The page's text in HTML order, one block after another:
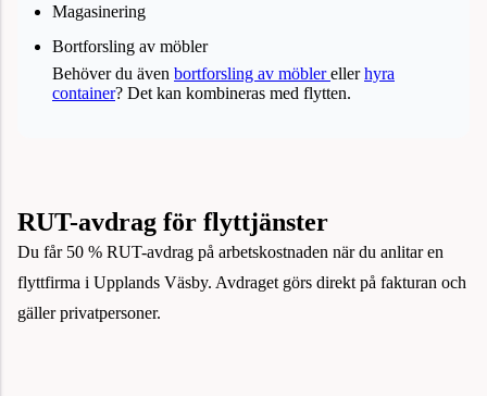
Magasinering
Bortforsling av möbler
Behöver du även bortforsling av möblerellerhyra
container? Det kan kombineras med flytten.
RUT-avdrag för flyttjänster
Du får 50 % RUT-avdrag på arbetskostnaden när du anlitar en
flyttfirma i Upplands Väsby. Avdraget görs direkt på fakturan och
gäller privatpersoner.